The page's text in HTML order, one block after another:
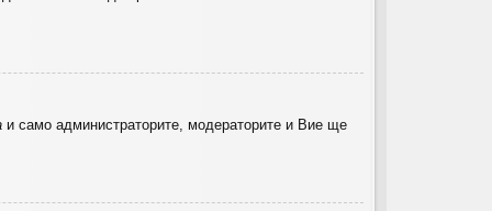
и само администраторите, модераторите и Вие ще